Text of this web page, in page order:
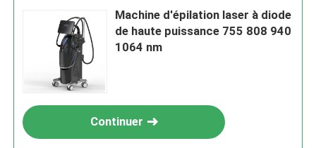
Machine d'épilation laser à diode
de haute puissance 755 808 940
1064 nm
Continuer